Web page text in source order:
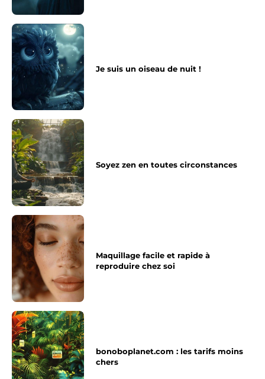
Je suis un oiseau de nuit !
Soyez zen en toutes circonstances
Maquillage facile et rapide à
reproduire chez soi
bonoboplanet.com : les tarifs moins
chers